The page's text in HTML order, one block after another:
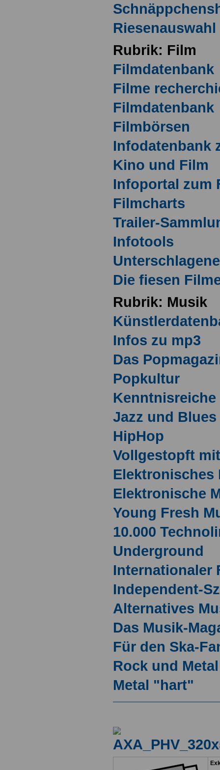
Riesenauswahl
Rubrik: Film
Filmdatenbank
Filme
Filmdatenbank
Filmbörsen
Infodatenbank
Kino und Film
Infoportal zum
Filmcharts
Trailer-
Infotools
Die fiesen
Rubrik: Musik
Infos zu mp3
Das
Popkultur
Kenntnisreiche
Jazz und Blues
HipHop
Vollgestopft
Elektronisches
Elektronische
Young Fresh
10.000
Underground
Internationaler
Independent-
Alternatives
Das Musik-
Für den Ska-
Rock und Metal
Metal "hart"